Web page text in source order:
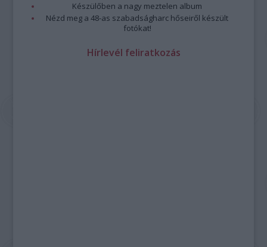
Készülőben a nagy meztelen album
Nézd meg a 48-as szabadságharc hőseiről készült
fotókat!
Hírlevél feliratkozás